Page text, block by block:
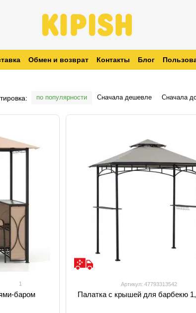
Обмен и возврат Контакты Блог
по популярности Сначала дешевле Сначала
1
баром
Артикул: 47793313542
Палатка с крышей для барбекю